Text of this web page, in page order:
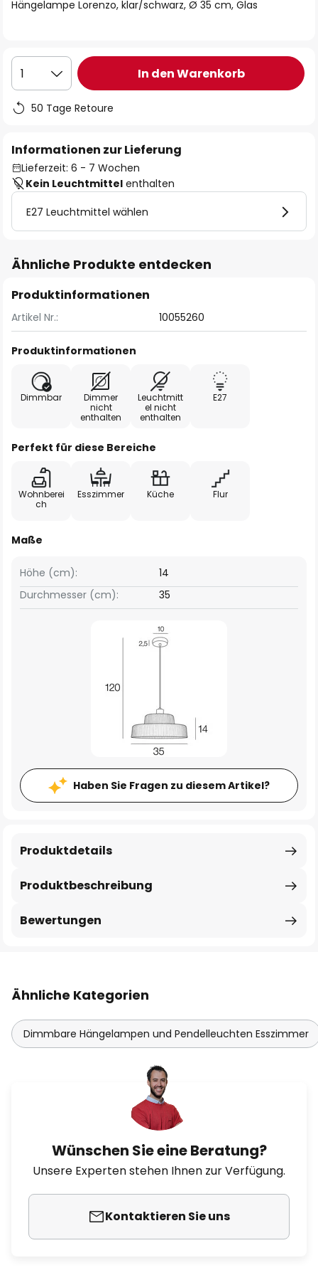
Hängelampe Lorenzo, klar/schwarz, Ø 35 cm, Glas
1 In den Warenkorb
50 Tage Retoure
Informationen zur Lieferung
Lieferzeit: 6 - 7 Wochen
Kein Leuchtmittel enthalten
E27 Leuchtmittel wählen
Ähnliche Produkte entdecken
Produktinformationen
Artikel Nr.: 10055260
Produktinformationen
Dimmbar
Dimmer
nicht
enthalten
Leuchtmitt
el nicht
enthalten
E27
Perfekt für diese Bereiche
Wohnberei
ch
Esszimmer Küche Flur
Maße
Höhe (cm):
14
Durchmesser (cm):
35
Haben Sie Fragen zu diesem Artikel?
Produktbeschreibung
Produktdetails
Bewertungen
Ähnliche Kategorien
Dimmbare Hängelampen und Pendelleuchten Esszimmer
Wünschen Sie eine Beratung?
Unsere Experten stehen Ihnen zur Verfügung.
Kontaktieren Sie uns